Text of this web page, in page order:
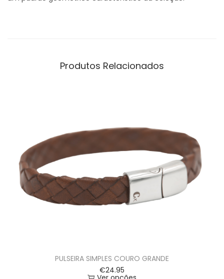
Produtos Relacionados
PULSEIRA SIMPLES COURO GRANDE
€24.95